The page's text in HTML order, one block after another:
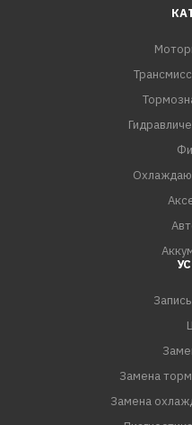
легких коммерческих
Mercedes-Benz, GM Opel.
NGN EXCELLENCE DXS
защиту от износа,
Замена
Замена